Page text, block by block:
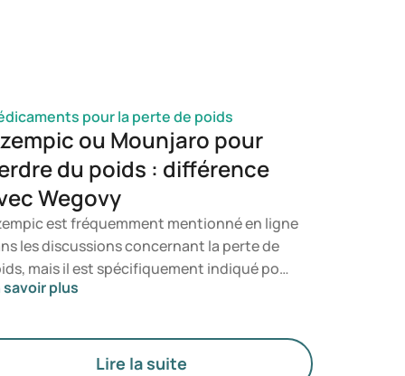
pour la perte de poids
ou Mounjaro pour
du poids : différence
Wegovy
est fréquemment mentionné en ligne
les discussions concernant la perte de
mais il est spécifiquement indiqué pour
du diabète de type 2. Si vous
poids, des médicaments tels que Mounjaro
Wegovy sont généralement privilégiés. Le
savoir plus
Lire la suite